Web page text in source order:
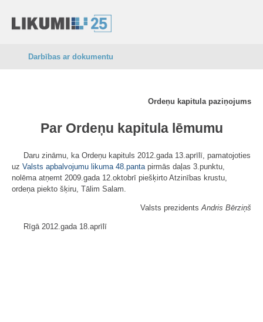
Darbības ar dokumentu
Ordeņu kapitula paziņojums
Par Ordeņu kapitula lēmumu
Daru zināmu, ka Ordeņu kapituls 2012.gada 13.aprīlī, pamatojoties
uz Valsts apbalvojumu likuma 48.pantapirmās daļas 3.punktu,
nolēma atņemt 2009.gada 12.oktobrī piešķirto Atzinības krustu,
ordeņa piekto šķiru, Tālim Salam.
Valsts prezidentsAndris Bērziņš
Rīgā 2012.gada 18.aprīlī